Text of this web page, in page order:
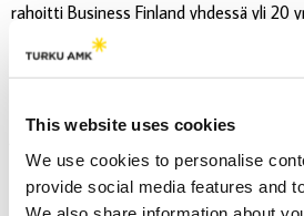
This website uses cookies
We use cookies to personalise
provide social media features and
rahoitti Business Finland yhdessä yli 20
organisaation kanssa. Toinen vaihe
kiertotalouden kokonaisuuteen ja sen
Toinen vaihe koostui yrityksien
julkisesta tutkimuksesta.
Syksyllä 2021 alkanut PaaS Pilots –
hanke jatkaa Telaketjun toisen